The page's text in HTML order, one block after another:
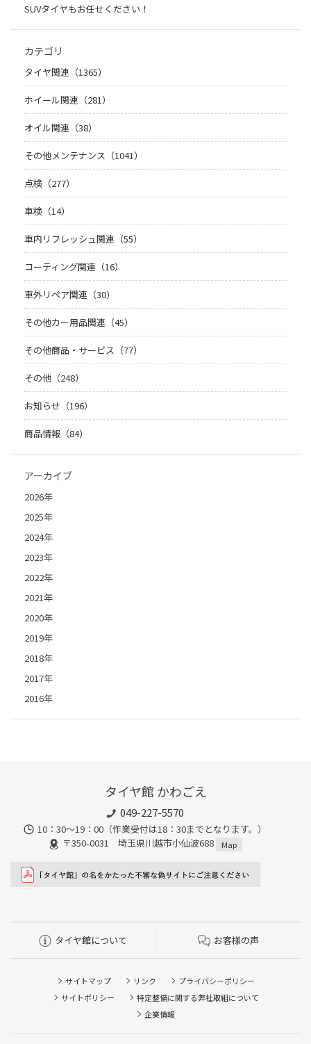
SUVタイヤもお任せください！
カテゴリ
タイヤ関連（1365）
ホイール関連（281）
オイル関連（38）
その他メンテナンス（1041）
点検（277）
車検（14）
車内リフレッシュ関連（55）
コーティング関連（16）
車外リペア関連（30）
その他カー用品関連（45）
その他商品・サービス（77）
その他（248）
お知らせ（196）
商品情報（84）
アーカイブ
2026年
2025年
2024年
2023年
2022年
2021年
2020年
2019年
2018年
2017年
2016年
タイヤ館 かわごえ
049-227-5570
10：30～19：00（作業受付は18：30までとなります。）
〒350-0031 埼玉県川越市小仙波688
Map
タイヤ館について お客様の声
サイトマップ リンク
プライバシーポリシー
サイトポリシー
特定整備に関する弊社取組について
企業情報